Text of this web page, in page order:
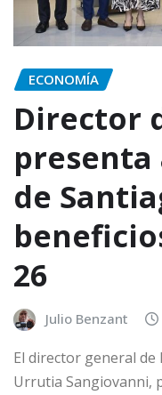
ECONOMÍA
Director
presenta
de
26
Julio Benzant
El director general
Urrutia Sangiovanni,